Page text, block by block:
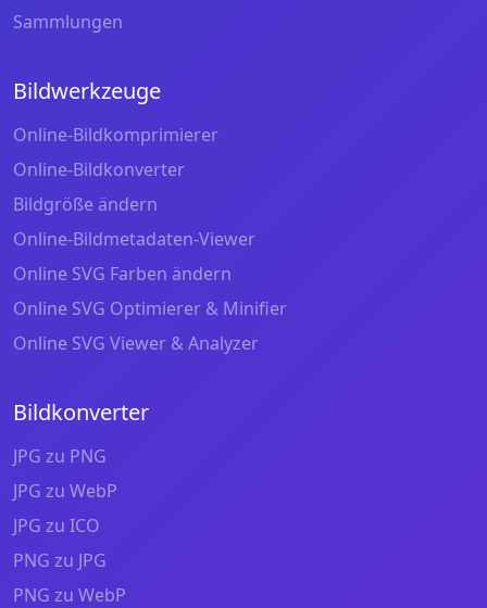
Sammlungen
Bildwerkzeuge
Online-Bildkomprimierer
Online-Bildkonverter
Bildgröße ändern
Online-Bildmetadaten-Viewer
Online SVG Farben ändern
Online SVG Optimierer & Minifier
Online SVG Viewer & Analyzer
Bildkonverter
JPG zu PNG
JPG zu WebP
JPG zu ICO
PNG zu JPG
PNG zu WebP